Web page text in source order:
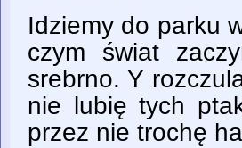
Idziemy do parku
czym świat
srebrno. Y
nie lubię tych
przez nie trochę